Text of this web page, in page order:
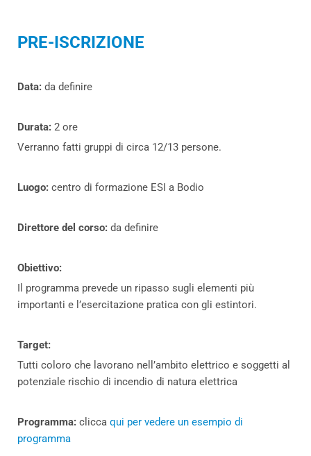
PRE-ISCRIZIONE
Data: da definire
Durata: 2 ore
Verranno fatti gruppi di circa 12/13 persone.
Luogo: centro di formazione ESI a Bodio
Direttore del corso: da definire
Obiettivo:
Il programma prevede un ripasso sugli elementi più
importanti e l’esercitazione pratica con gli estintori.
Target:
Tutti coloro che lavorano nell’ambito elettrico e soggetti al
potenziale rischio di incendio di natura elettrica
Programma: clicca qui per vedere un esempio di
programma